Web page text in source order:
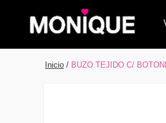
Inicio / BUZO TEJIDO C/